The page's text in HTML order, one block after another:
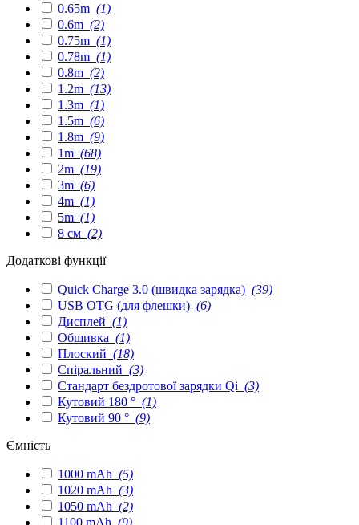
0.65m (1)
0.6m (2)
0.75m (1)
0.78m (1)
0.8m (2)
1.2m (13)
1.3m (1)
1.5m (6)
1.8m (9)
1m (68)
2m (19)
3m (6)
4m (1)
5m (1)
8 см (2)
Додаткові функції
Quick Charge 3.0 (швидка зарядка) (39)
USB OTG (для флешки) (6)
Дисплей (1)
Обшивка (1)
Плоский (18)
Спіральний (3)
Стандарт бездротової зарядки Qi (3)
Кутовий 180 ° (1)
Кутовий 90 ° (9)
Ємність
1000 mAh (5)
1020 mAh (3)
1050 mAh (2)
1100 mAh (9)